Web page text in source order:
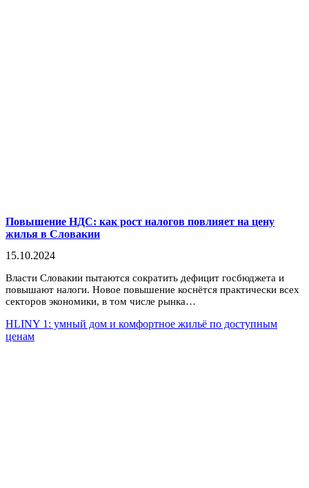
Повышение НДС: как рост налогов повлияет на цену
жилья в Словакии
15.10.2024
Власти Словакии пытаются сократить дефицит госбюджета и
повышают налоги. Новое повышение коснётся практически всех
секторов экономики, в том числе рынка…
HLINY 1: умный дом и комфортное жильё по доступным
ценам